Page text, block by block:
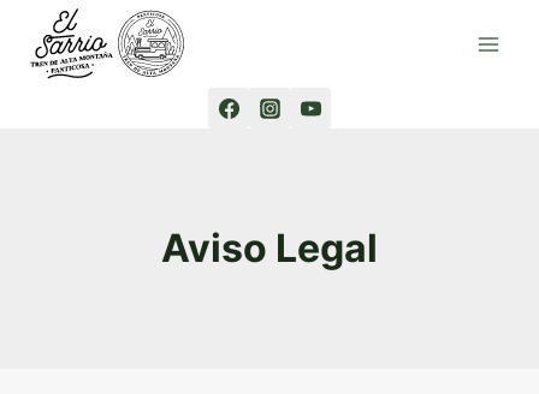
contenido
Aviso Legal